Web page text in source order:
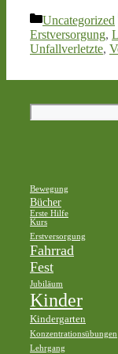
Kategorien
Uncategorized
Erstversorgung,
Unfallverletzte,
Suchen
Bewegung
Bücher
Erste Hilfe
Kurs
Erstversorgung
Fahrrad
Fest
Jubiläum
Kinder
Kindergarten
Konzentrationsübungen
Lehrgang